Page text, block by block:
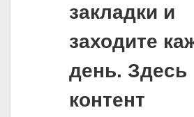
закладки и
заходите
день. Здесь
контент